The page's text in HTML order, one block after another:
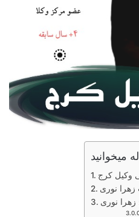
وکیل کرج
زهرا نوری
زهرا نوری